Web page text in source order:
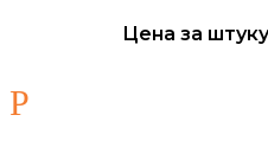
Цена за
Р